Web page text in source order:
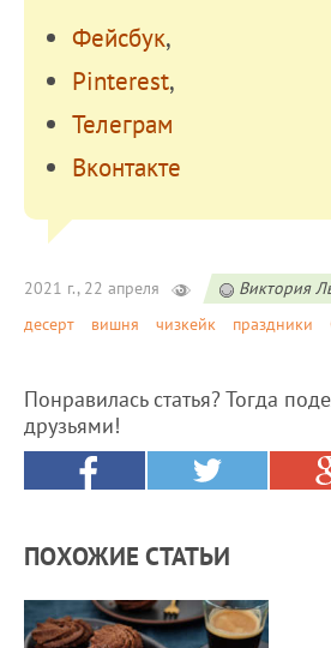
Фейсбук,
Pinterest,
Телеграм
Вконтакте
2021 г., 22 апреля
Виктория
десерт
вишня чизкейк праздники
Понравилась статья? Тогда
друзьями!
ПОХОЖИЕ СТАТЬИ